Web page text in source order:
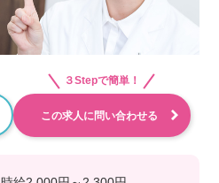
３Stepで簡単！
この求人に問い合わせる